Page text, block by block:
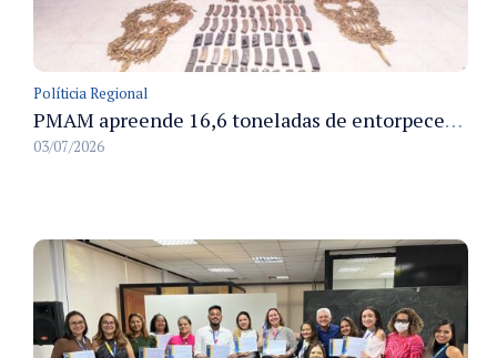
Políticia Regional
PMAM apreende 16,6 toneladas de entorpecentes e registra aumento nas prisões em flagrante e nas capturas de foragidos no primeiro semestre de 2026
03/07/2026